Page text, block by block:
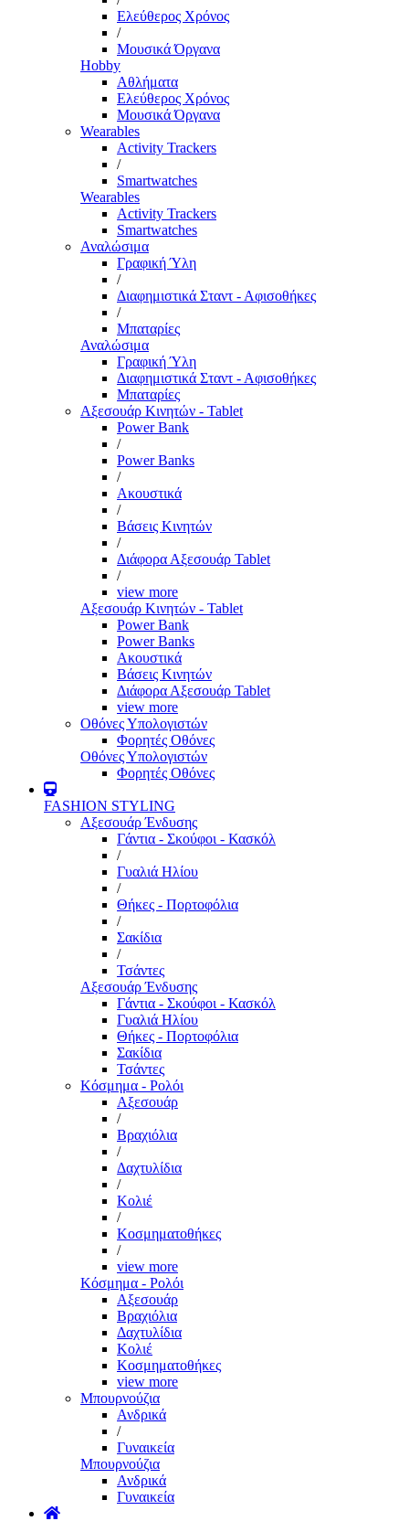
Ελεύθερος Χρόνος
/
Μουσικά Όργανα
Hobby
Αθλήματα
Ελεύθερος Χρόνος
Μουσικά Όργανα
Wearables
Activity Trackers
/
Smartwatches
Wearables
Activity Trackers
Smartwatches
Αναλώσιμα
Γραφική Ύλη
/
Διαφημιστικά Σταντ - Αφισοθήκες
/
Μπαταρίες
Αναλώσιμα
Γραφική Ύλη
Διαφημιστικά Σταντ - Αφισοθήκες
Μπαταρίες
Αξεσουάρ Κινητών - Tablet
Power Bank
/
Power Banks
/
Ακουστικά
/
Βάσεις Κινητών
/
Διάφορα Αξεσουάρ Tablet
/
view more
Αξεσουάρ Κινητών - Tablet
Power Bank
Power Banks
Ακουστικά
Βάσεις Κινητών
Διάφορα Αξεσουάρ Tablet
view more
Οθόνες Υπολογιστών
Φορητές Οθόνες
Οθόνες Υπολογιστών
Φορητές Οθόνες
FASHION STYLING
Αξεσουάρ Ένδυσης
Γάντια - Σκούφοι - Κασκόλ
/
Γυαλιά Ηλίου
/
Θήκες - Πορτοφόλια
/
Σακίδια
/
Τσάντες
Αξεσουάρ Ένδυσης
Γάντια - Σκούφοι - Κασκόλ
Γυαλιά Ηλίου
Θήκες - Πορτοφόλια
Σακίδια
Τσάντες
Κόσμημα - Ρολόι
Αξεσουάρ
/
Βραχιόλια
/
Δαχτυλίδια
/
Κολιέ
/
Κοσμηματοθήκες
/
view more
Κόσμημα - Ρολόι
Αξεσουάρ
Βραχιόλια
Δαχτυλίδια
Κολιέ
Κοσμηματοθήκες
view more
Μπουρνούζια
Ανδρικά
/
Γυναικεία
Μπουρνούζια
Ανδρικά
Γυναικεία